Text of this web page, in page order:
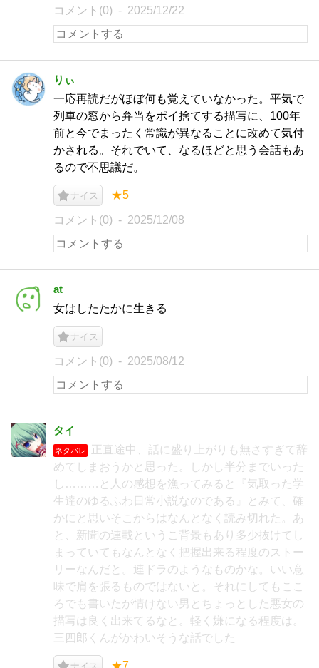
コメント(0) 2025/12/22
りぃ
一応再読だがほぼ何も覚えていなかった。平気で
列車の窓から弁当をポイ捨てする描写に、100年
前と今でまったく常識が異なることに改めて気付
かされる。それでいて、なるほどと思う会話もあ
るので不思議だ。
ナイス ★5
コメント(0) 2025/12/08
at
女はしたたかに生きる
ナイス
コメント(0) 2025/08/12
タイ
ネタバレ
正直途中、話に盛り上がりも無さすぎて辞
めてしまおうかと思った。しかし半分までいった
し………と人の感想を漁ってみると『気取った学
生達のゆるふわ日常小説なのである』とみて、確
かにと思いそこからはなんとなく読み切れた。あ
と、新聞の連載というこ背景もあり多少抜けてし
まっていてもなんとなく把握出来る程度のストー
リーなんだと。連ドラのようなものかな。いい意
味で肩を張るものではないと。それにしてもここ
ろでも書いたが情けない男とちょっとした悪女の
描写は良く出来てるなと。軽く嫌になる程度は。
三四郎くんがかわいそうな話でした
★7